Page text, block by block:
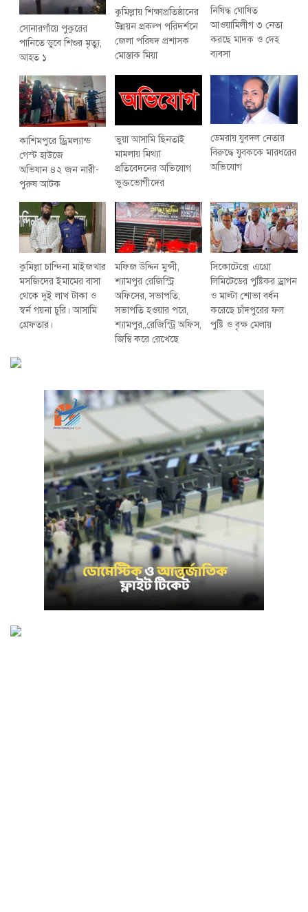
সোনারগাঁয়ে পুকুরের
পানিতে ডুবে শিশুর মৃত্যু,
আহত ১
কুমিল্লায় শিক্ষাপ্রতিষ্ঠানের
উন্নয়ন প্রকল্প পরিদর্শনে
জেলা পরিষদ প্রশাসক
মোস্তাক মিয়া
নিষিদ্ধ ঘোষিত
আওয়ামিলীগ ৩ নেতা
করছে মাদক ও দেহ
ব্যবসা
কাশিমপুরে ড্রিমল্যান্ড
গেস্ট হাউজে
অভিযান ৪২ জন নারী-
পুরুষ আটক
ভুয়া আসামি ছিনতাই
মামলায় মিথ্যা
প্রতিবেদনের অভিযোগ
ভুক্তভোগীদের
ডেমরায় যুবদল নেতার
বিরুদ্ধে যুবককে মারধরের
অভিযোগ
কুমিল্লা চান্দিনা মাইজখার
মসজিদের ইমামের বাসা
থেকে দুই লাখ টাকা ও
স্বর্ন গয়না চুরি। আসামি
গ্রেফতার।
মফিজ উদ্দিন মুন্সী,
শ্যামপুর রেজিস্ট্রি
অফিসের, সভাপতি,
সভাপতি হওয়ার পরে,
শ্যামপুর,,রেজিস্ট্রি অফিস,
জিম্বি করে রেখেছে
সিকোটেক্সে এগ্রো
লিমিটেডের পুষ্টিকর ড্রাগন
ও মাল্টা শোভা বর্ধন
করেছে চাঁদপুরের ফল
পুষ্টি ও বৃক্ষ মেলায়